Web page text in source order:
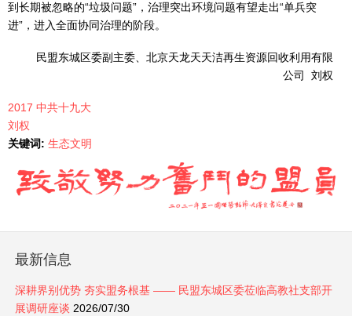
到长期被忽略的“垃圾问题”，治理突出环境问题有望走出“单兵突
进”，进入全面协同治理的阶段。
民盟东城区委副主委、北京天龙天天洁再生资源回收利用有限
公司 刘权
2017 中共十九大
刘权
关键词: 生态文明
最新信息
深耕界别优势 夯实盟务根基 —— 民盟东城区委莅临高教社支部开
展调研座谈 2026/07/30